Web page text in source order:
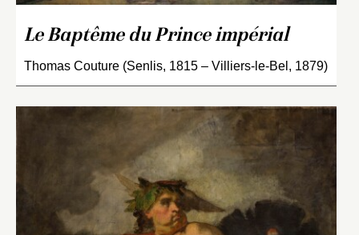
Le Baptême du Prince impérial
Thomas Couture (Senlis, 1815 – Villiers-le-Bel, 1879)